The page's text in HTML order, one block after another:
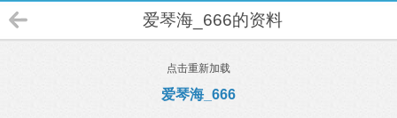
爱琴海_666的资料
点击重新加载
爱琴海_666